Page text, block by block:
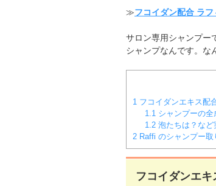
≫フコイダン配合 ラ
サロン専用シャンプー
シャンプなんです。な
1 フコイダンエキス配
1.1シャンプーの全
1.2泡たちは？など
2 Raffi のシャンプー
フコイダンエ